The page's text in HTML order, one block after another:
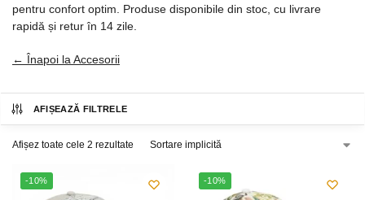
pentru confort optim. Produse disponibile din stoc, cu livrare
rapidă și retur în 14 zile.
← Înapoi la Accesorii
AFIȘEAZĂ FILTRELE
Afișez toate cele 2 rezultate
-10% -10%